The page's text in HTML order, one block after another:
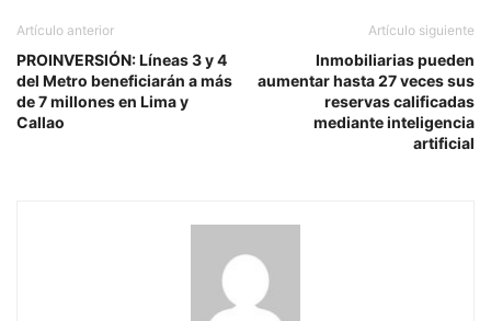
Artículo anterior
PROINVERSIÓN: Líneas 3 y 4
del Metro beneficiarán a más
de 7 millones en Lima y
Callao
Artículo siguiente
Inmobiliarias pueden
aumentar hasta 27 veces sus
reservas calificadas
mediante inteligencia
artificial